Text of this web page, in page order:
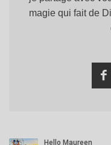
magie qui fait de